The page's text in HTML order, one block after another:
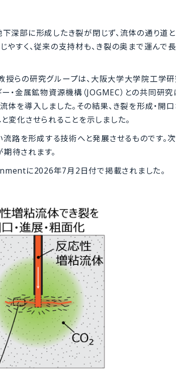
深部に形成したき裂が閉じず、流体の通り道
やすく、従来の支持材も、き裂の奥まで運んで
らの研究グループは、大阪大学大学院工学
・金属鉱物資源機構（JOGMEC）との共同研
を導入しました。その結果、き裂を形成・開
変化させられることを示しました。
路を形成する技術へと発展させるものです。
待されます。
に2026年7月2日付で掲載されました。